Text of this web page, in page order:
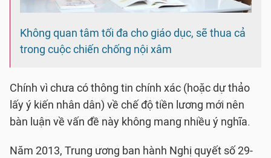
Không quan tâm tối đa cho giáo dục, sẽ thua cả
trong cuộc chiến chống nội xâm
Chính vì chưa có thông tin chính xác (hoặc dự thảo
lấy ý kiến nhân dân) về chế độ tiền lương mới nên
bàn luận về vấn đề này không mang nhiều ý nghĩa.
Năm 2013, Trung ương ban hành Nghị quyết số 29-